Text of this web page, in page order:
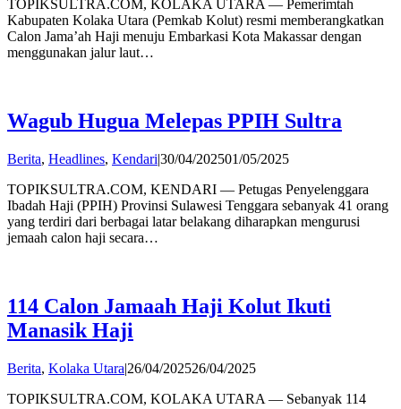
TOPIKSULTRA.COM, KOLAKA UTARA — Pemerimtah
Kabupaten Kolaka Utara (Pemkab Kolut) resmi memberangkatkan
Calon Jama’ah Haji menuju Embarkasi Kota Makassar dengan
menggunakan jalur laut…
Wagub Hugua Melepas PPIH Sultra
Berita, Headlines, Kendari|30/04/202501/05/2025by
TOPIKSULTRA.COM, KENDARI — Petugas Penyelenggara
Ibadah Haji (PPIH) Provinsi Sulawesi Tenggara sebanyak 41 orang
yang terdiri dari berbagai latar belakang diharapkan mengurusi
jemaah calon haji secara…
114 Calon Jamaah Haji Kolut Ikuti
Manasik Haji
Berita, Kolaka Utara|26/04/202526/04/2025by
TOPIKSULTRA.COM, KOLAKA UTARA — Sebanyak 114